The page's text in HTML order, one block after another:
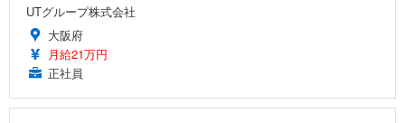
UTグループ株式会社
大阪府
月給21万円
正社員